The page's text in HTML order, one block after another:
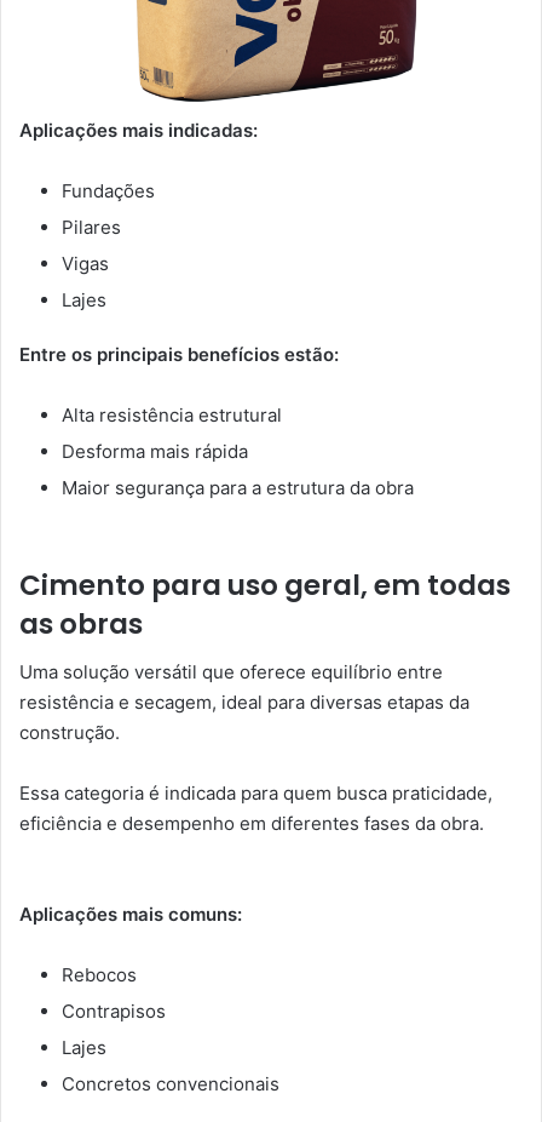
Aplicações mais indicadas:
Fundações
Pilares
Vigas
Lajes
Entre os principais benefícios estão:
Alta resistência estrutural
Desforma mais rápida
Maior segurança para a estrutura da obra
Cimento para uso geral, em todas
as obras
Uma solução versátil que oferece equilíbrio entre
resistência e secagem, ideal para diversas etapas da
construção.
Essa categoria é indicada para quem busca praticidade,
eficiência e desempenho em diferentes fases da obra.
Aplicações mais comuns:
Rebocos
Contrapisos
Lajes
Concretos convencionais